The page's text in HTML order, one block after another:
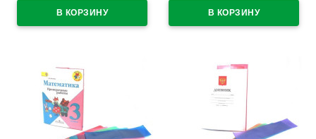
арт.19613/13879
(Ст.12/144/1728)